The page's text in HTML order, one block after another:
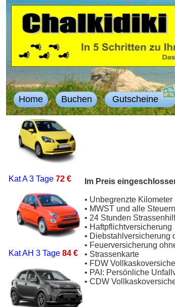
Home Buchen Gutscheine
Kat A3 Tage 72 €
Kat AH 3 Tage 84 €
Im Preis
• Unbegrenzte Kilometer
• MWST und alle Steuern
• 24 Stunden
• Haftpflichtversicherung
• Diebstahlversicherung
• Feuerversicherung
• Strassenkarte
• FDW
• PAI: Persönliche
• CDW